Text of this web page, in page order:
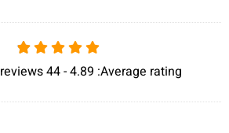
Average rating:
4.89 -
44
reviews